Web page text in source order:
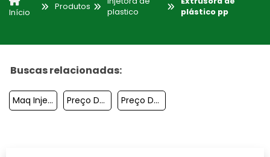
Início
Produtos
plastico
plástico pp
Buscas relacionadas:
Maq Injet 3000 Preço De Injetora De Plastico Preço De Máquina Injetora Em Sp